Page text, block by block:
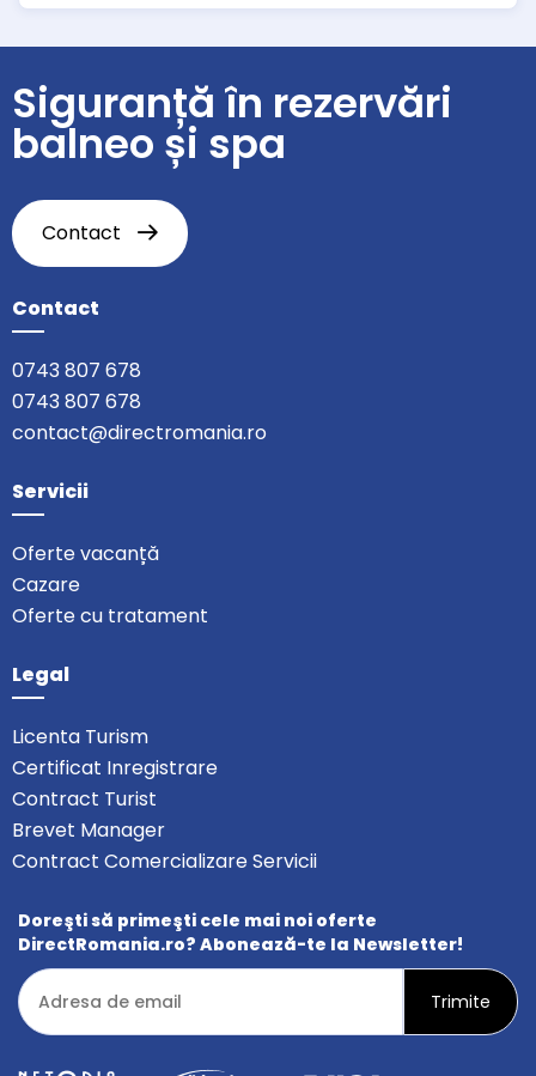
Siguranță în rezervări
balneo și spa
Contact
Contact
0743 807 678
0743 807 678
contact@directromania.ro
Servicii
Oferte vacanță
Cazare
Oferte cu tratament
Legal
Licenta Turism
Certificat Inregistrare
Contract Turist
Brevet Manager
Contract Comercializare Servicii
Doreşti să primeşti cele mai noi oferte
DirectRomania.ro? Abonează-te la Newsletter!